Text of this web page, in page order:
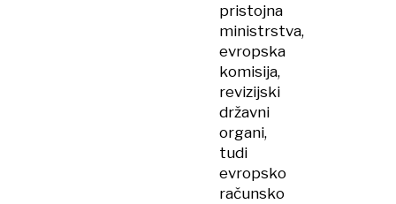
pristojna
ministrstva,
evropska
komisija,
revizijski
državni
organi,
tudi
evropsko
računsko